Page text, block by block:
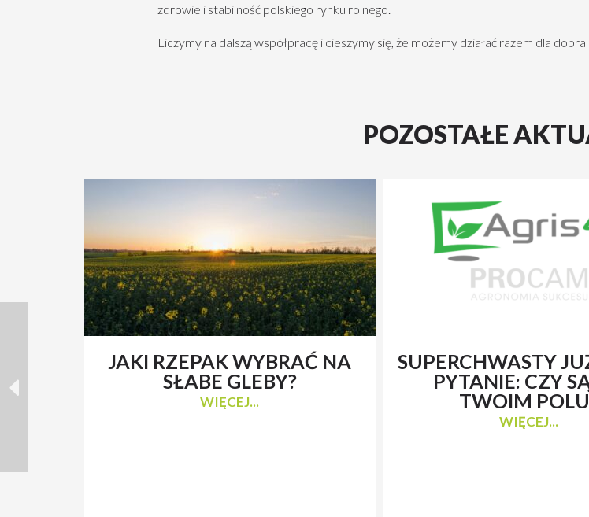
zdrowie i stabilność polskiego rynku rolnego.
Liczymy na dalszą współpracę i cieszymy się, że możemy działać razem dla dobra
POZOSTAŁE
JAKI RZEPAK WYBRAĆ NA
SŁABE GLEBY?
WIĘCEJ...
SUPERCHWASTY
PYTANIE: CZY
TWOIM
WIĘCEJ...